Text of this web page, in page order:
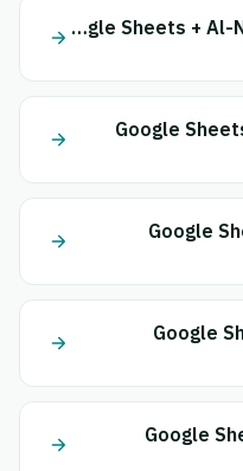
Google Sheets + Al-Nawras (Nawris)
Google
Google
Google
Google